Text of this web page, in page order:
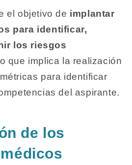
el objetivo de implantar
para identificar,
los riesgos
que implica la realización
para identificar
del aspirante.
de los